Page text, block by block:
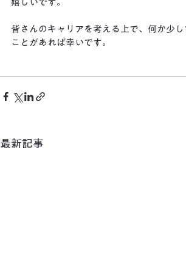
嬉しいです。
皆さんのキャリアを考える上で、何か少
ことがあれば幸いです。
最新記事